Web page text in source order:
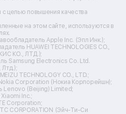
видения
целью повышения качества
на этом сайте, используются в
Apple Inc. (Эпл Инк.);
HUAWEI TECHNOLOGIES CO.,
КО., ЛТД.);
Samsung Electronics Co. Ltd.
Лтд.);
TECHNOLOGY CO., LTD.;
Corporation (Нокиа Корпорейшн);
Lenovo (Beijing) Limited;
Inc.;
Corporation;
CORPORATION (Эйч-Ти-Си